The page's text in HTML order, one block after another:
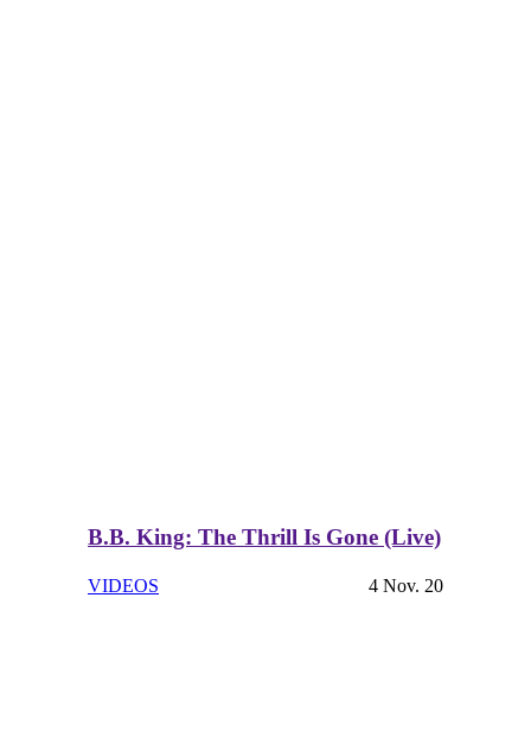
B.B. King: The Thrill Is Gone (Live)
VIDEOS 4 Nov. 20